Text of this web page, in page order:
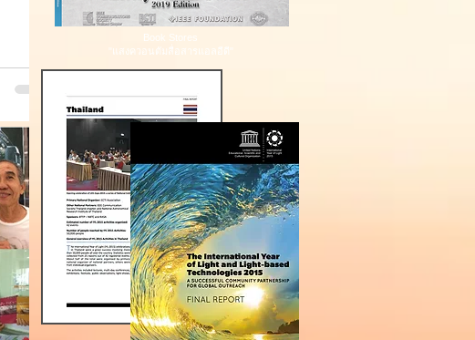
Book Stores
"แสงควอนตัมสื่อสารแอลอีดี"